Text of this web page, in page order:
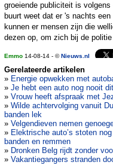
groeiende publiciteit is
buurt weet dat er 's nachts
kunnen er mensen zijn die
dezen op, om zich bij de
Emmo 14-08-14 - ©Nieuws.nl
Gerelateerde artikelen
» Energie opwekken met
» Je hebt een auto nog nooit
» Vrouw heeft afspraak met
» Wilde achtervolging vanuit
banden lek
» Velgendieven nemen
» Elektrische auto’s stoten
banden en remmen
» Dronken Belg rijdt zonder
» Vakantiegangers stranden